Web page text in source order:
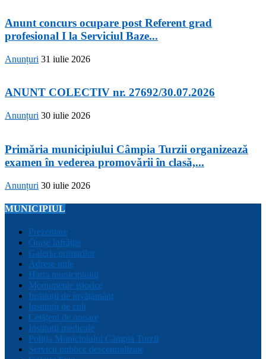
Anunt concurs ocupare post Referent grad
profesional I la Serviciul Baze...
Anunțuri 31 iulie 2026
ANUNT COLECTIV nr. 27692/30.07.2026
Anunțuri 30 iulie 2026
Primăria municipiului Câmpia Turzii organizează
examen în vederea promovării în clasă,...
Anunțuri 30 iulie 2026
MUNICIPIUL
Prezentare
Orașe înfrățite
Galeria primarilor
Adrese utile
Harta municipiului
Monumente istorice
Instituții de învățământ
Instituții de cult
Cetățeni de onoare
Instituții medicale
Poliția Municipiului Câmpia Turzii
Servicii publice descentralizate